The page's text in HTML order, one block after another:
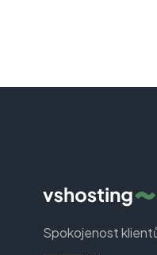
Spokojenost